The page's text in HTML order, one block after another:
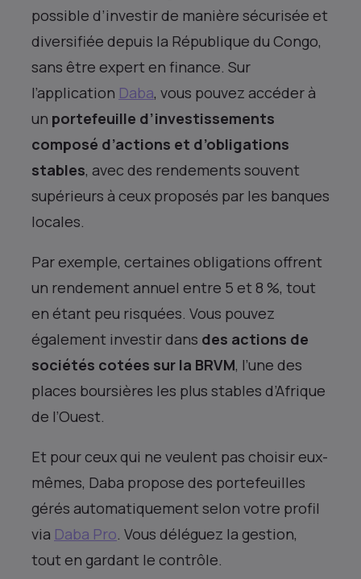
possible d’investir de manière sécurisée et
diversifiée depuis la République du Congo,
sans être expert en finance. Sur
l’application Daba, vous pouvez accéder à
un portefeuille d’investissements
composé d’actions et d’obligations
stables, avec des rendements souvent
supérieurs à ceux proposés par les banques
locales.
Par exemple, certaines obligations offrent
un rendement annuel entre 5 et 8 %, tout
en étant peu risquées. Vous pouvez
également investir dans des actions de
sociétés cotées sur la BRVM, l’une des
places boursières les plus stables d’Afrique
de l’Ouest.
Et pour ceux qui ne veulent pas choisir eux-
mêmes, Daba propose des portefeuilles
gérés automatiquement selon votre profil
via Daba Pro. Vous déléguez la gestion,
tout en gardant le contrôle.